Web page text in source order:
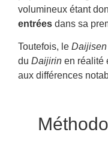
volumineux étant
entrées dans sa
Toutefois, le Daijisen
du Daijirin en réalité
aux différences